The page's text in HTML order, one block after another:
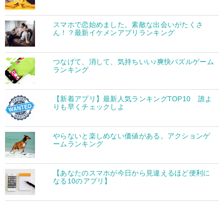
スマホで恋始めました。素敵な出会いがたくさ
ん！？最新イケメンアプリランキング
つなげて、消して、気持ちいい♪爽快パズルゲーム
ランキング
【新着アプリ】最新人気ランキングTOP10 誰よ
りも早くチェックしよ
やらないと楽しめない価値がある。アクションゲ
ームランキング
【あなたのスマホが今日から見違えるほど便利に
なる10のアプリ】